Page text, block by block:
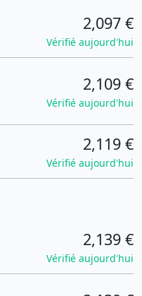
2,097 €
Vérifié aujourd'hui
2,109 €
Vérifié aujourd'hui
2,119 €
Vérifié aujourd'hui
2,139 €
Vérifié aujourd'hui